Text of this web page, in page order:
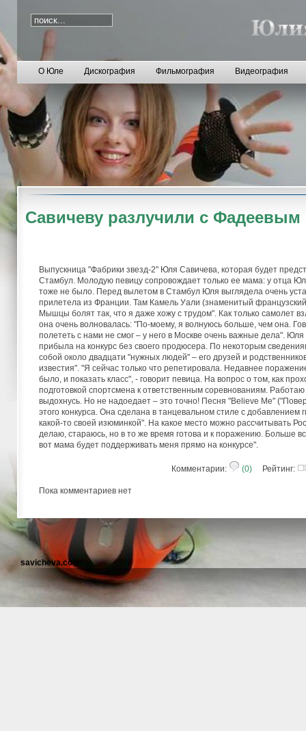
О Юле Дискография Фильмография Видеография
Савичеву разлучили с Фадеевым
Выпускница "Фабрики звезд-2" Юля Савичева, которая будет
Стамбул. Молодую певицу сопровождает только ее мама: у отца
тоже не было. Перед вылетом в Стамбул Юля выглядела очень
прилетела из Франции. Там Камель Уали (знаменитый
Мышцы болят так, что я даже хожу с трудом". Как только самолет
она очень волновалась: "По-моему, я волнуюсь больше, чем она.
полететь с нами не смог – у него в Москве очень важные дела".
прибыла на конкурс без своего продюсера. По некоторым
собой около двадцати "нужных людей" – его друзей и
известия". "Я сейчас только что репетировала. Недавнее
было, и показать класс", - говорит певица. На вопрос о том, как
подготовкой спортсмена к ответственным соревнованиям.
выдохнусь. Но не надоедает – это точно! Песня "Believe Me"
этого конкурса. Она сделана в танцевальном стиле с
какой-то своей изюминкой". На какое место можно рассчитывать
делаю, стараюсь, но в то же время готова и к поражению. Больше
вот мама будет поддерживать меня прямо на конкурсе".
Комментарии: (0) Рейтинг:
Пока комментариев нет
savicheva.com